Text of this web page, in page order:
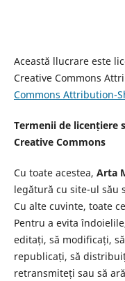
Această llucrare este
Creative Commons
Commons Attribution-
Termenii de licențiere
Creative Commons
Cu toate acestea, Arta
legătură cu site-ul său
Cu alte cuvinte, toate
Pentru a evita
editați, să modificați,
republicați, să
retransmiteți sau să